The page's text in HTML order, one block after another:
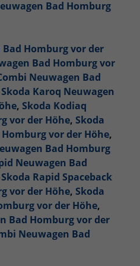
Bad Homburg
Homburg vor der
Bad Homburg vor
Neuwagen Bad
Skoda Karoq Neuwagen
, Skoda Kodiaq
vor der Höhe, Skoda
vor der Höhe,
Bad Homburg
Neuwagen Bad
Skoda Rapid Spaceback
vor der Höhe, Skoda
vor der Höhe,
Bad Homburg vor der
Neuwagen Bad